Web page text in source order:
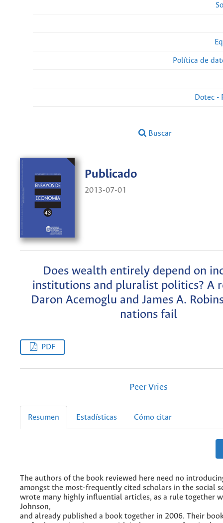
Política de
Dotec -
Buscar
Publicado
2013-07-01
Does wealth entirely depend on
institutions and pluralist politics? A
Daron Acemoglu and James A.
nations fail
PDF
Peer Vries
Resumen Estadísticas Cómo citar
The authors of the book reviewed here need no
amongst the most-frequently cited scholars in the social
wrote many highly influential articles, as a rule together
Johnson,
and already published a book together in 2006. Their